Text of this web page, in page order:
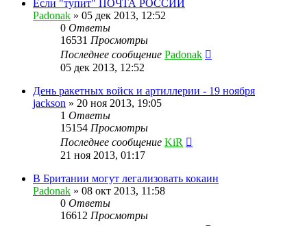
Если "тупит" ПОЧТА РОССИИ
Padonak » 05 дек 2013, 12:52
0 Ответы
16531 Просмотры
Последнее сообщение Padonak
05 дек 2013, 12:52
День ракетных войск и артиллерии - 19 ноября
jackson » 20 ноя 2013, 19:05
1 Ответы
15154 Просмотры
Последнее сообщение KiR
21 ноя 2013, 01:17
В Британии могут легализовать кокаин
Padonak » 08 окт 2013, 11:58
0 Ответы
16612 Просмотры